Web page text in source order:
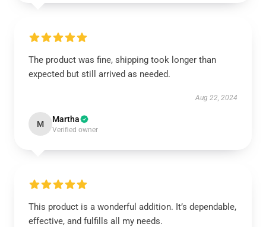
The product was fine, shipping took longer than
expected but still arrived as needed.
Aug 22, 2024
M Martha
Verified owner
This product is a wonderful addition. It’s dependable,
effective, and fulfills all my needs.